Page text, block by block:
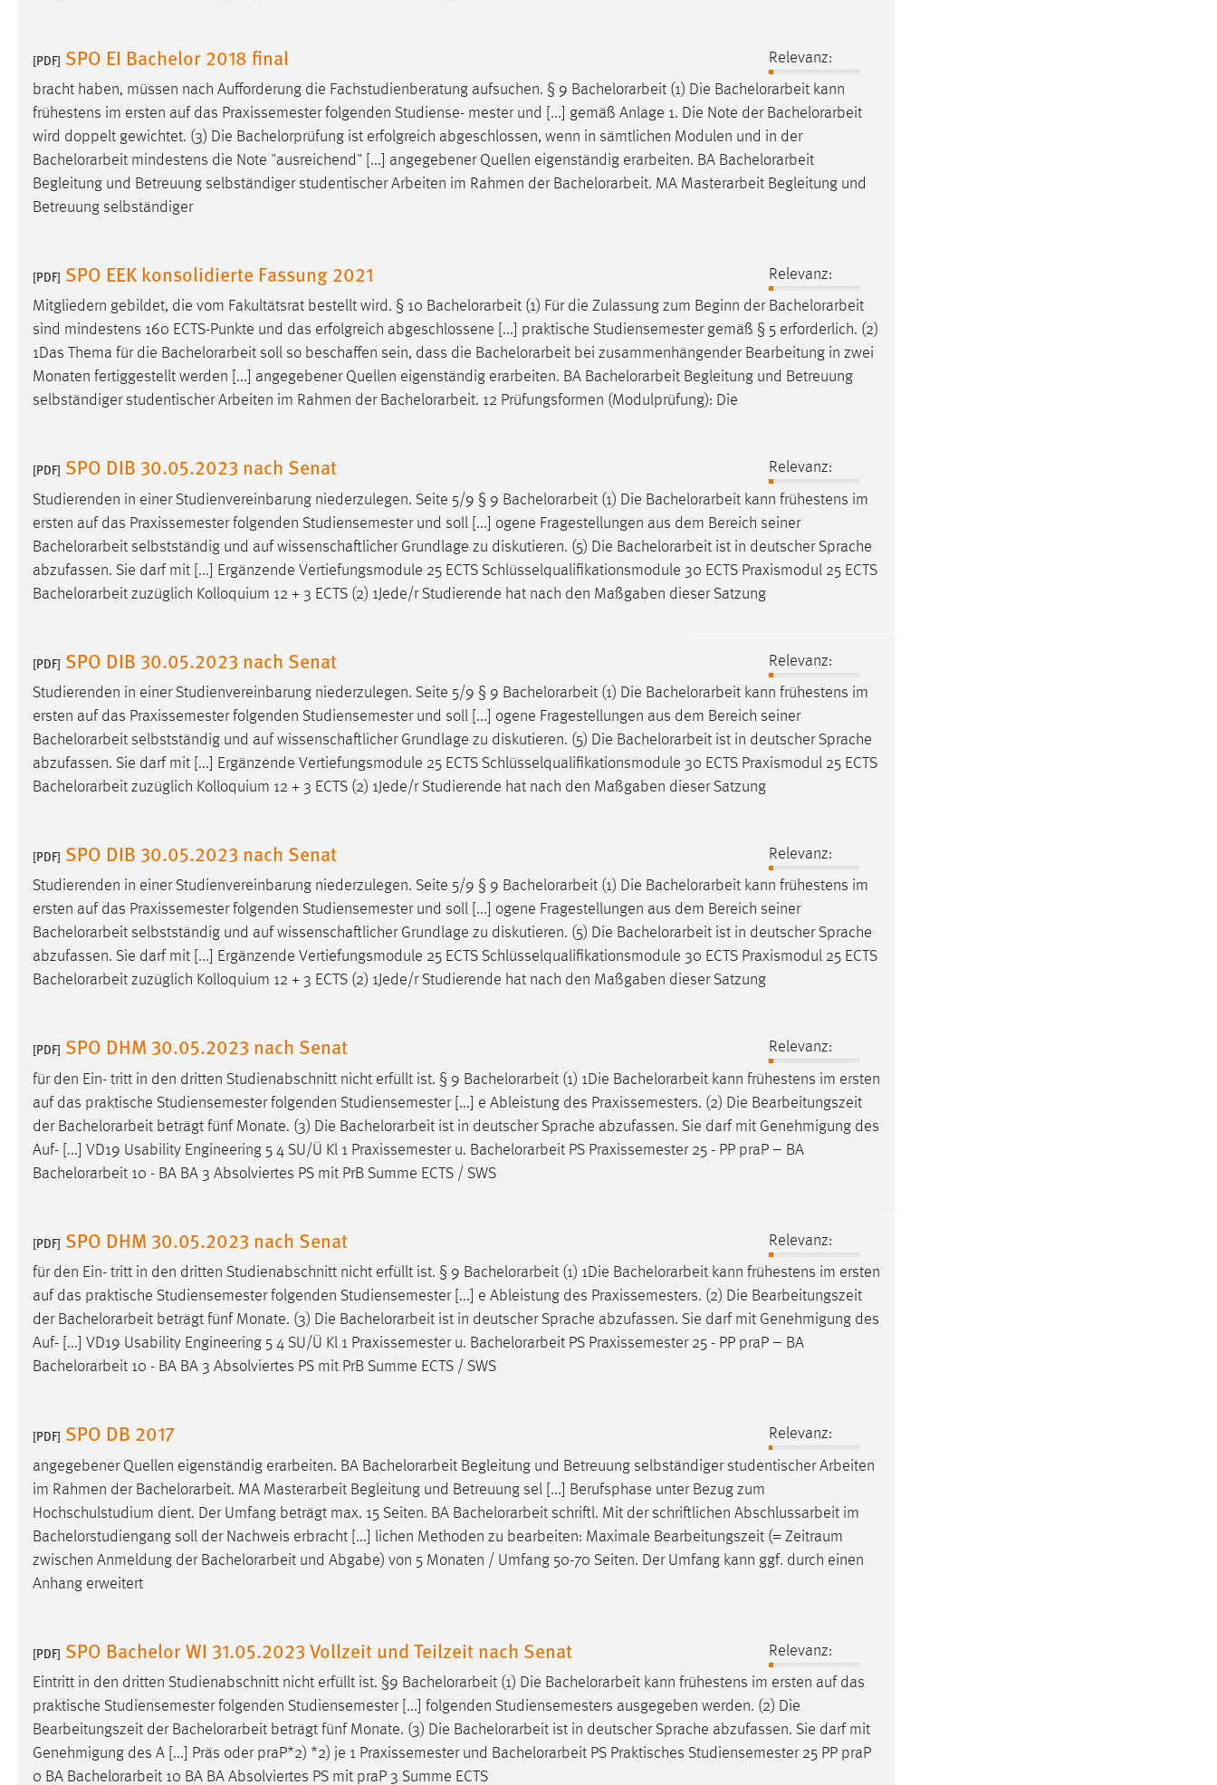
[PDF] SPO EI Bachelor 2018 final
Relevanz:
bracht haben, müssen nach Aufforderung die Fachstudienberatung aufsuchen. § 9 Bachelorarbeit (1) Die Bachelorarbeit kann
frühestens im ersten auf das Praxissemester folgenden Studiense- mester und [...] gemäß Anlage 1. Die Note der Bachelorarbeit
wird doppelt gewichtet. (3) Die Bachelorprüfung ist erfolgreich abgeschlossen, wenn in sämtlichen Modulen und in der
Bachelorarbeit mindestens die Note "ausreichend" [...] angegebener Quellen eigenständig erarbeiten. BA Bachelorarbeit
Begleitung und Betreuung selbständiger studentischer Arbeiten im Rahmen der Bachelorarbeit. MA Masterarbeit Begleitung und
Betreuung selbständiger
[PDF] SPO EEK konsolidierte Fassung 2021
Relevanz:
Mitgliedern gebildet, die vom Fakultätsrat bestellt wird. § 10 Bachelorarbeit (1) Für die Zulassung zum Beginn der Bachelorarbeit
sind mindestens 160 ECTS-Punkte und das erfolgreich abgeschlossene [...] praktische Studiensemester gemäß § 5 erforderlich. (2)
1Das Thema für die Bachelorarbeit soll so beschaffen sein, dass die Bachelorarbeit bei zusammenhängender Bearbeitung in zwei
Monaten fertiggestellt werden [...] angegebener Quellen eigenständig erarbeiten. BA Bachelorarbeit Begleitung und Betreuung
selbständiger studentischer Arbeiten im Rahmen der Bachelorarbeit. 12 Prüfungsformen (Modulprüfung): Die
[PDF] SPO DIB 30.05.2023 nach Senat
Relevanz:
Studierenden in einer Studienvereinbarung niederzulegen. Seite 5/9 § 9 Bachelorarbeit (1) Die Bachelorarbeit kann frühestens im
ersten auf das Praxissemester folgenden Studiensemester und soll [...] ogene Fragestellungen aus dem Bereich seiner
Bachelorarbeit selbstständig und auf wissenschaftlicher Grundlage zu diskutieren. (5) Die Bachelorarbeit ist in deutscher Sprache
abzufassen. Sie darf mit [...] Ergänzende Vertiefungsmodule 25 ECTS Schlüsselqualifikationsmodule 30 ECTS Praxismodul 25 ECTS
Bachelorarbeit zuzüglich Kolloquium 12 + 3 ECTS (2) 1Jede/r Studierende hat nach den Maßgaben dieser Satzung
[PDF] SPO DIB 30.05.2023 nach Senat
Relevanz:
Studierenden in einer Studienvereinbarung niederzulegen. Seite 5/9 § 9 Bachelorarbeit (1) Die Bachelorarbeit kann frühestens im
ersten auf das Praxissemester folgenden Studiensemester und soll [...] ogene Fragestellungen aus dem Bereich seiner
Bachelorarbeit selbstständig und auf wissenschaftlicher Grundlage zu diskutieren. (5) Die Bachelorarbeit ist in deutscher Sprache
abzufassen. Sie darf mit [...] Ergänzende Vertiefungsmodule 25 ECTS Schlüsselqualifikationsmodule 30 ECTS Praxismodul 25 ECTS
Bachelorarbeit zuzüglich Kolloquium 12 + 3 ECTS (2) 1Jede/r Studierende hat nach den Maßgaben dieser Satzung
[PDF] SPO DIB 30.05.2023 nach Senat
Relevanz:
Studierenden in einer Studienvereinbarung niederzulegen. Seite 5/9 § 9 Bachelorarbeit (1) Die Bachelorarbeit kann frühestens im
ersten auf das Praxissemester folgenden Studiensemester und soll [...] ogene Fragestellungen aus dem Bereich seiner
Bachelorarbeit selbstständig und auf wissenschaftlicher Grundlage zu diskutieren. (5) Die Bachelorarbeit ist in deutscher Sprache
abzufassen. Sie darf mit [...] Ergänzende Vertiefungsmodule 25 ECTS Schlüsselqualifikationsmodule 30 ECTS Praxismodul 25 ECTS
Bachelorarbeit zuzüglich Kolloquium 12 + 3 ECTS (2) 1Jede/r Studierende hat nach den Maßgaben dieser Satzung
[PDF] SPO DHM 30.05.2023 nach Senat
Relevanz:
für den Ein- tritt in den dritten Studienabschnitt nicht erfüllt ist. § 9 Bachelorarbeit (1) 1Die Bachelorarbeit kann frühestens im ersten
auf das praktische Studiensemester folgenden Studiensemester [...] e Ableistung des Praxissemesters. (2) Die Bearbeitungszeit
der Bachelorarbeit beträgt fünf Monate. (3) Die Bachelorarbeit ist in deutscher Sprache abzufassen. Sie darf mit Genehmigung des
Auf- [...] VD19 Usability Engineering 5 4 SU/Ü Kl 1 Praxissemester u. Bachelorarbeit PS Praxissemester 25 - PP praP – BA
Bachelorarbeit 10 - BA BA 3 Absolviertes PS mit PrB Summe ECTS / SWS
[PDF] SPO DHM 30.05.2023 nach Senat
Relevanz:
für den Ein- tritt in den dritten Studienabschnitt nicht erfüllt ist. § 9 Bachelorarbeit (1) 1Die Bachelorarbeit kann frühestens im ersten
auf das praktische Studiensemester folgenden Studiensemester [...] e Ableistung des Praxissemesters. (2) Die Bearbeitungszeit
der Bachelorarbeit beträgt fünf Monate. (3) Die Bachelorarbeit ist in deutscher Sprache abzufassen. Sie darf mit Genehmigung des
Auf- [...] VD19 Usability Engineering 5 4 SU/Ü Kl 1 Praxissemester u. Bachelorarbeit PS Praxissemester 25 - PP praP – BA
Bachelorarbeit 10 - BA BA 3 Absolviertes PS mit PrB Summe ECTS / SWS
[PDF] SPO DB 2017
Relevanz:
angegebener Quellen eigenständig erarbeiten. BA Bachelorarbeit Begleitung und Betreuung selbständiger studentischer Arbeiten
im Rahmen der Bachelorarbeit. MA Masterarbeit Begleitung und Betreuung sel [...] Berufsphase unter Bezug zum
Hochschulstudium dient. Der Umfang beträgt max. 15 Seiten. BA Bachelorarbeit schriftl. Mit der schriftlichen Abschlussarbeit im
Bachelorstudiengang soll der Nachweis erbracht [...] lichen Methoden zu bearbeiten: Maximale Bearbeitungszeit (= Zeitraum
zwischen Anmeldung der Bachelorarbeit und Abgabe) von 5 Monaten / Umfang 50-70 Seiten. Der Umfang kann ggf. durch einen
Anhang erweitert
[PDF] SPO Bachelor WI 31.05.2023 Vollzeit und Teilzeit nach Senat
Relevanz:
Eintritt in den dritten Studienabschnitt nicht erfüllt ist. §9 Bachelorarbeit (1) Die Bachelorarbeit kann frühestens im ersten auf das
praktische Studiensemester folgenden Studiensemester [...] folgenden Studiensemesters ausgegeben werden. (2) Die
Bearbeitungszeit der Bachelorarbeit beträgt fünf Monate. (3) Die Bachelorarbeit ist in deutscher Sprache abzufassen. Sie darf mit
Genehmigung des A [...] Präs oder praP*2) *2) je 1 Praxissemester und Bachelorarbeit PS Praktisches Studiensemester 25 PP praP
0 BA Bachelorarbeit 10 BA BA Absolviertes PS mit praP 3 Summe ECTS
STATISTIK
Statistik Cookies erfassen Informationen anonym.
Diese Informationen helfen uns zu verstehen, wie
unsere Besucher unsere Website nutzen.
Matomo
Zweck: Zugriffsstatistik
Cookie Laufzeit: Max. 13 Monate
MARKETING
Marketing Cookies werden von Drittanbietern
hinweg verfolgen.
Google Ads
Name: _gcl_au
Anbieter: Google Ireland Limited
Cookie Laufzeit: 3 Monate
Facebook Pixel
Name: _fbp
Anbieter: Facebook
Cookie Laufzeit: 3 Monate
EXTERNE MEDIEN
Um Inhalte von Videoplattformen und Social Media
Plattformen anzeigen zu können, werden von diesen
YouTube